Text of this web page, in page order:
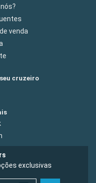
venda
cruzeiro
exclusivas